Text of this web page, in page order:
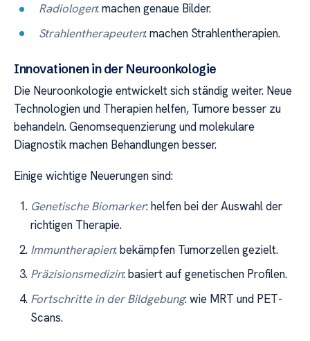
Radiologen: machen genaue Bilder.
Strahlentherapeuten: machen Strahlentherapien.
Innovationen in der Neuroonkologie
Die Neuroonkologie entwickelt sich ständig weiter. Neue
Technologien und Therapien helfen, Tumore besser zu
behandeln. Genomsequenzierung und molekulare
Diagnostik machen Behandlungen besser.
Einige wichtige Neuerungen sind:
Genetische Biomarker: helfen bei der Auswahl der
richtigen Therapie.
Immuntherapien: bekämpfen Tumorzellen gezielt.
Präzisionsmedizin: basiert auf genetischen Profilen.
Fortschritte in der Bildgebung: wie MRT und PET-
Scans.